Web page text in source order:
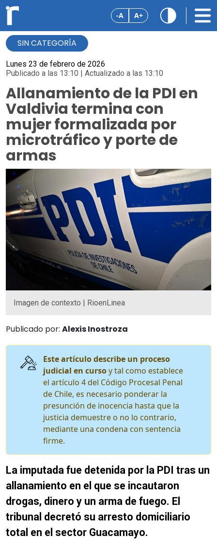
-A A+
SIN CATEGORÍA
Lunes 23 de febrero de 2026
Publicado a las 13:10 | Actualizado a las 13:10
Allanamiento de la PDI en
Valdivia termina con
mujer formalizada por
microtráfico y porte de
armas
Imagen de contexto | RioenLinea
Publicado por: Alexis Inostroza
Este artículo describe un proceso
judicial en cursoy tal como establece
el artículo 4 del Código Procesal Penal
de Chile, es necesario ponderar la
presunción de inocencia hasta que la
justicia demuestre o no lo contrario,
mediante una condena con sentencia
firme.
La imputada fue detenida por la PDI tras un
allanamiento en el que se incautaron
drogas, dinero y un arma de fuego. El
tribunal decretó su arresto domiciliario
total en el sector Guacamayo.